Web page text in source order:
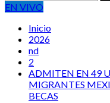
EN VIVO
Inicio
2026
nd
2
ADMITEN EN 49
MIGRANTES
BECAS